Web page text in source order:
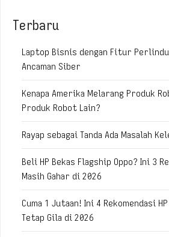
Terbaru
Laptop Bisnis dengan Fitur
Ancaman Siber
Kenapa Amerika Melarang Produk
Produk Robot Lain?
Rayap sebagai Tanda Ada Masalah
Beli HP Bekas Flagship Oppo? Ini 3
Masih Gahar di 2026
Cuma 1 Jutaan! Ini 4 Rekomendasi
Tetap Gila di 2026